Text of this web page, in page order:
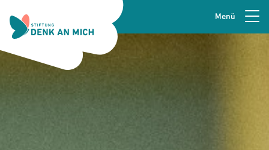
Zur Navigation springen
Zum Hauptinhalt springen
Seitenkopfzeile
Menü